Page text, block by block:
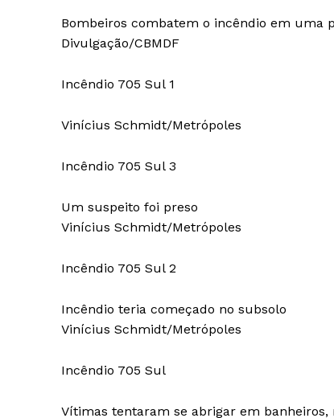
Bombeiros combatem o incêndio em uma
Divulgação/CBMDF
Incêndio 705 Sul 1
Vinícius Schmidt/Metrópoles
Incêndio 705 Sul 3
Um suspeito foi preso
Vinícius Schmidt/Metrópoles
Incêndio 705 Sul 2
Incêndio teria começado no subsolo
Vinícius Schmidt/Metrópoles
Incêndio 705 Sul
Vítimas tentaram se abrigar em